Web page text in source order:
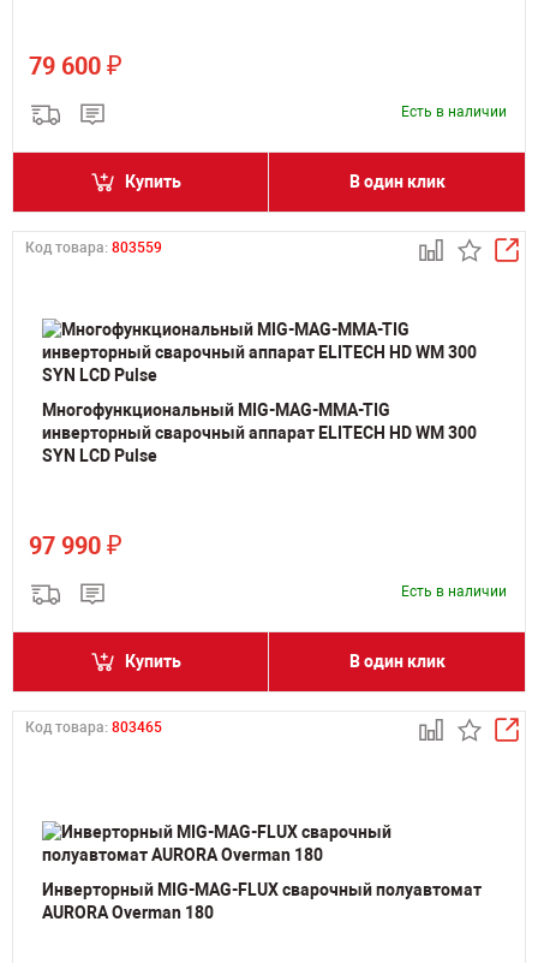
79 600 ₽
Есть в наличии
Купить В один клик
Код товара: 803559
Многофункциональный MIG-MAG-MMA-TIG
инверторный сварочный аппарат ELITECH HD WM 300
SYN LCD Pulse
97 990 ₽
Есть в наличии
Купить В один клик
Код товара: 803465
Инверторный MIG-MAG-FLUX сварочный полуавтомат
AURORA Overman 180